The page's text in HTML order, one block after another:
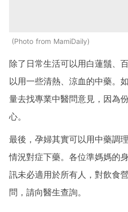
Photo from MamiDaily
除了日常生活可以用白蓮鬚、
以用一些清熱、涼血的中藥。
量去找專業中醫問意見，因為
心。
最後，孕婦其實可以用中藥調
情況對症下藥。各位準媽媽的
訊未必適用於所有人，對飲食
問，請向醫生查詢。